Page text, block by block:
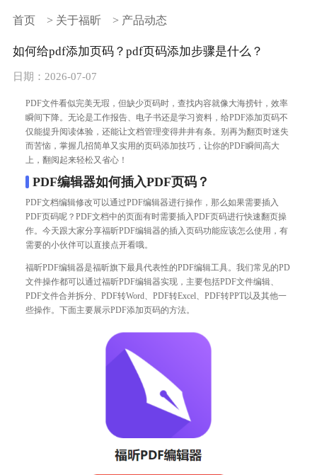
首页 > 关于福昕 > 产品动态
如何给pdf添加页码？pdf页码添加步骤是什么？
日期：2026-07-07
PDF文件看似完美无瑕，但缺少页码时，查找内容就像大海捞针，效率
瞬间下降。无论是工作报告、电子书还是学习资料，给PDF添加页码不
仅能提升阅读体验，还能让文档管理变得井井有条。别再为翻页时迷失
而苦恼，掌握几招简单又实用的页码添加技巧，让你的PDF瞬间高大
上，翻阅起来轻松又省心！
PDF编辑器如何插入PDF页码？
PDF文档编辑修改可以通过PDF编辑器进行操作，那么如果需要插入
PDF页码呢？PDF文档中的页面有时需要插入PDF页码进行快速翻页操
作。今天跟大家分享福昕PDF编辑器的插入页码功能应该怎么使用，有
需要的小伙伴可以直接点开看哦。
福昕PDF编辑器是福昕旗下最具代表性的PDF编辑工具。我们常见的PD
文件操作都可以通过福昕PDF编辑器实现，主要包括PDF文件编辑、
PDF文件合并拆分、 PDF转Word、PDF转Excel、PDF转PPT以及其他一
些操作。下面主要展示PDF添加页码的方法。